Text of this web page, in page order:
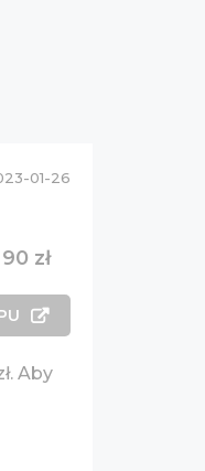
01-26
zł
Aby